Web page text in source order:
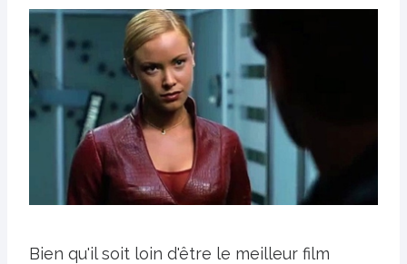
Bien qu'il soit loin d'être le meilleur film